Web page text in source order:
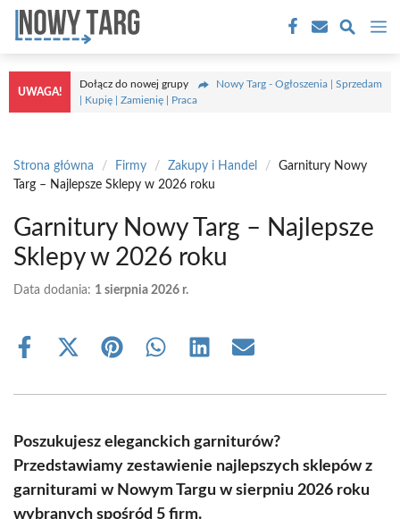
Przejdź
treści
UWAGA!
Dołącz do nowej grupy
Nowy Targ - Ogłoszenia | Sprzedam
| Kupię | Zamienię | Praca
Strona główna / Firmy / Zakupy i Handel /
Garnitury Nowy
Targ – Najlepsze Sklepy w 2026 roku
Garnitury Nowy Targ – Najlepsze
Sklepy w 2026 roku
Data dodania: 1 sierpnia 2026 r.
Share
Share
(Twitter)
Share Share Share Share
Poszukujesz eleganckich garniturów?
Przedstawiamy zestawienie najlepszych sklepów z
garniturami w Nowym Targu w sierpniu 2026 roku
wybranych spośród 5 firm.